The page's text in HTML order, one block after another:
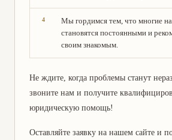
Мы гордимся тем, что многие
становятся постоянными и
своим знакомым.
Не ждите, когда проблемы станут
звоните нам и получите
юридическую помощь!
Оставляйте заявку на нашем сайте и